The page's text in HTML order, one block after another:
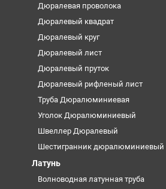
Дюралевая проволока
Дюралевый квадрат
Дюралевый круг
Дюралевый лист
Дюралевый пруток
Дюралевый рифленый лист
Труба Дюралюминиевая
Уголок Дюралюминиевый
Швеллер Дюралевый
Шестигранник дюралюминиевый
Латунь
Волноводная латунная труба